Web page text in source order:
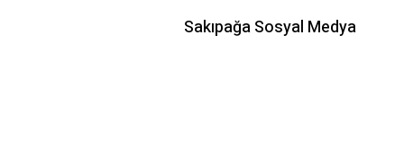
Sakıpağa Sosyal Medya